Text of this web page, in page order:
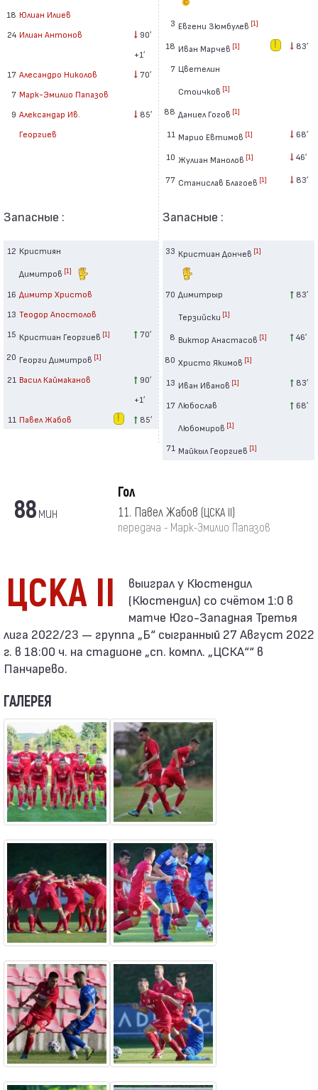
18 Юлиан Илиев
24 Илиан Антонов
90′
+1′
17 Алесандро Николов
70′
7 Марк-Эмилио Папазов
9 Александар Ив.
Георгиев
85′
Запасные :
12 Кристиян
Димитров [1]
16 Димитр Христов
13 Теодор Апостолов
15 Кристиан Георгиев [1] 70′
20 Георги Димитров [1]
21 Васил Каймаканов
90′
+1′
11 Павел Жабов 85′
3 Евгени Зюмбулев [1]
18 Иван Марчев [1] 83′
7 Цветелин
Стоичков [1]
88 Даниел Гогов [1]
11 Марио Евтимов [1] 68′
10 Жулиан Манолов [1] 46′
77 Станислав Благоев [1] 83′
Запасные :
33 Кристиан Дончев [1]
70 Димитрыр
Терзийски [1]
83′
8 Виктор Анастасов [1] 46′
80 Христо Якимов [1]
13 Иван Иванов [1] 83′
17 Любослав
Любомиров [1]
68′
71 Майкыл Георгиев [1]
88мин
Гол
11. Павел Жабов (ЦСКА II)
передача - Марк-Эмилио Папазов
ЦСКА II
(Кюстендил) со счётом 1:0 в
матче Юго-Западная Третья
лига 2022/23 — группа „Б“ сыгранный 27 Август 2022
г. в 18:00 ч. на стадионе „сп. компл. „ЦСКА““ в
Панчарево.
ГАЛЕРЕЯ